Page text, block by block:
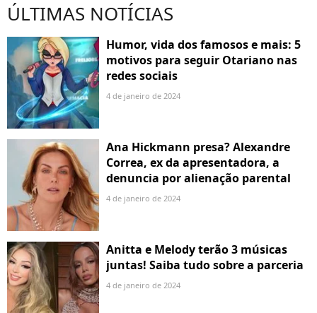
ÚLTIMAS NOTÍCIAS
Humor, vida dos famosos e mais: 5
motivos para seguir Otariano nas
redes sociais
4 de janeiro de 2024
Ana Hickmann presa? Alexandre
Correa, ex da apresentadora, a
denuncia por alienação parental
4 de janeiro de 2024
Anitta e Melody terão 3 músicas
juntas! Saiba tudo sobre a parceria
4 de janeiro de 2024